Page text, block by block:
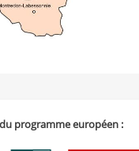
programme européen :